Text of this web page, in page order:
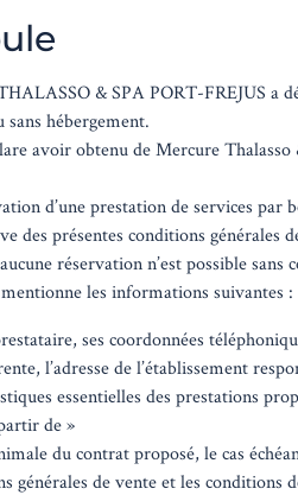
& SPA PORT-FREJUS a
sans hébergement.
avoir obtenu de Mercure
d’une prestation de services par
des présentes conditions
réservation n’est possible sans
les informations suivantes :
ses coordonnées
l’adresse de l’établissement
essentielles des prestations
de »
du contrat proposé, le cas
générales de vente et les